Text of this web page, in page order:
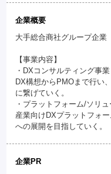
企業概要
大手総合商社グループ企業
【事業内容】
・DXコンサルティング事業
DX構想からPMOまで行い
に繋げていく。
・プラットフォーム/ソリ
産業向けDXプラットフォ
への展開を目指していく。
企業PR